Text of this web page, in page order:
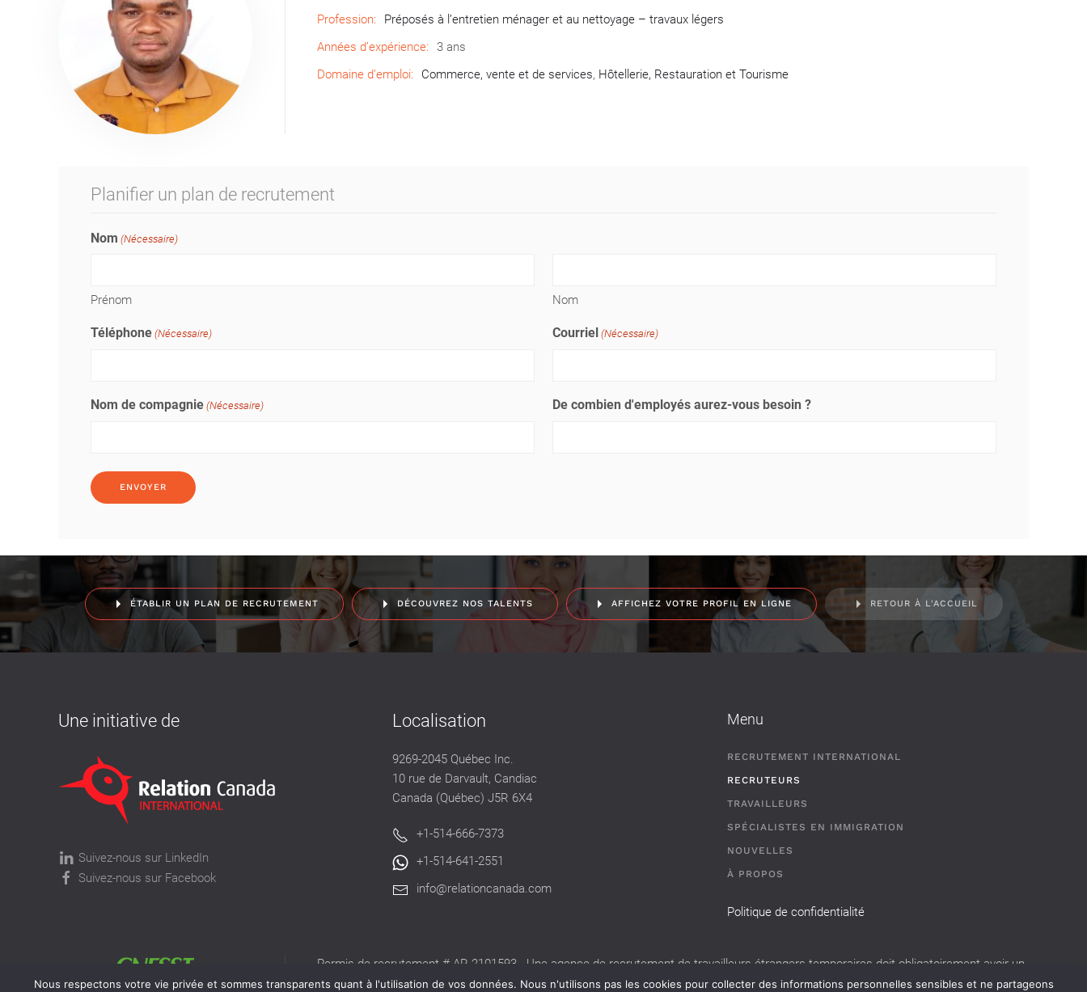
Profession:
Préposés à l’entretien ménager et au nettoyage – travaux légers
Années d’expérience:
3 ans
Domaine d’emploi:
Commerce, vente et de services, Hôtellerie, Restauration et Tourisme
Planifier un plan de recrutement
Nom (Nécessaire)
Prénom Nom
Téléphone (Nécessaire) Courriel (Nécessaire)
Nom de compagnie (Nécessaire) De combien d'employés aurez-vous besoin ?
ÉTABLIR UN PLAN DE RECRUTEMENT DÉCOUVREZ NOS TALENTS AFFICHEZ VOTRE PROFIL EN LIGNE RETOUR À L'ACCUEIL
Une initiative de
Suivez-nous sur LinkedIn
Suivez-nous sur Facebook
Localisation
9269-2045 Québec Inc.
10 rue de Darvault, Candiac
Canada (Québec) J5R 6X4
+1-514-666-7373
+1-514-641-2551
info@relationcanada.com
Menu
RECRUTEMENT INTERNATIONAL
RECRUTEURS
TRAVAILLEURS
SPÉCIALISTES EN IMMIGRATION
NOUVELLES
À PROPOS
Politique de confidentialité
Permis de recrutement # AR-2101593 - Une agence de recrutement de travailleurs étrangers temporaires doit obligatoirement avoir un
permis valide délivré par la CNESST pour exercer ses activités au Québec.
Nous respectons votre vie privée et sommes transparents quant à l'utilisation de vos données. Nous n'utilisons pas les cookies pour collecter des informations personnelles sensibles et ne partageons